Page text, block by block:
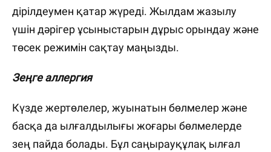
дірілдеумен қатар жүреді. Жылдам жазылу
үшін дәрігер ұсыныстарын дұрыс орындау және
төсек режимін сақтау маңызды.
Зеңге аллергия
Күзде жертөлелер, жуынатын бөлмелер және
басқа да ылғалдылығы жоғары бөлмелерде
зең пайда болады. Бұл саңырауқұлақ ылғал